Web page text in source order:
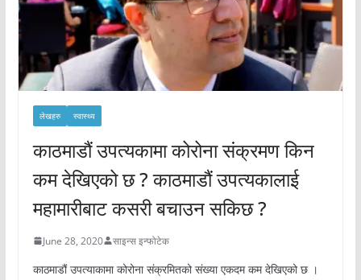
लेखहरु स्वास्थ्य
काठमाडौं उपत्यकामा कोरोना संक्रमण किन
कम देखिएको छ ? काठमाडौं उपत्यकालाई
महामारीबाट कसरी बचाउन सकिछ ?
June 28, 2020 साइन्स इन्फोटेक
काठमाडौं उपत्याकामा कोरोना संक्रमितको संख्या एकदम कम देखिएको छ ।